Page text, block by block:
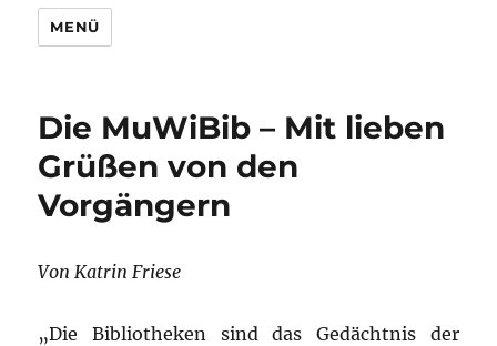
MENÜ
Die MuWiBib – Mit lieben
Grüßen von den
Vorgängern
Von Katrin Friese
„Die Bibliotheken sind das Gedächtnis der